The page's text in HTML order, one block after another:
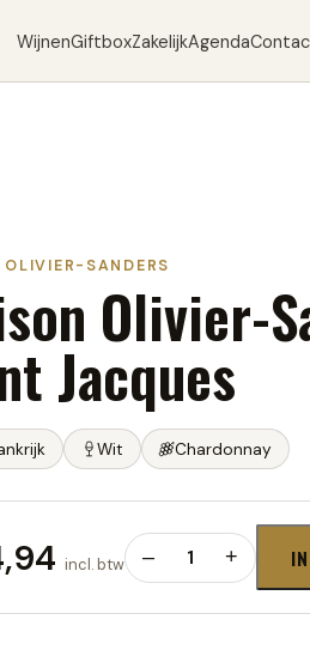
WijnenGiftboxZakelijkAgenda
SANDERS
Olivier-
Jacques
Wit Chardonnay
incl. btw – 1 +